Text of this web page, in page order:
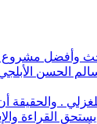
العالم من بين
الحسن
والحقيقة أن
القراءة